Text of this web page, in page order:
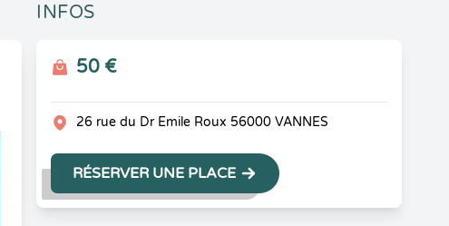
INFOS
50 €
26 rue du Dr Emile Roux 56000 VANNES
RÉSERVER UNE PLACE